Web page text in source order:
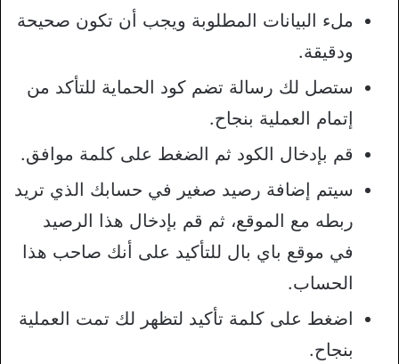
ملء البيانات المطلوبة ويجب أن تكون صحيحة
ودقيقة.
ستصل لك رسالة تضم كود الحماية للتأكد من
إتمام العملية بنجاح.
قم بإدخال الكود ثم الضغط على كلمة موافق.
سيتم إضافة رصيد صغير في حسابك الذي تريد
ربطه مع الموقع، ثم قم بإدخال هذا الرصيد
في موقع باي بال للتأكيد على أنك صاحب هذا
الحساب.
اضغط على كلمة تأكيد لتظهر لك تمت العملية
بنجاح.